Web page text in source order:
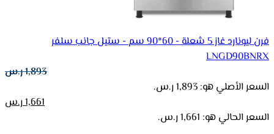
فرن ليونارد غاز 5 شعلة - 60*90 سم - ستيل جانب سلفر
LNGD90BNRX
1,893ر.س
السعر الأصلي هو: 1,893 ر.س.
1,661ر.س
السعر الحالي هو: 1,661 ر.س.